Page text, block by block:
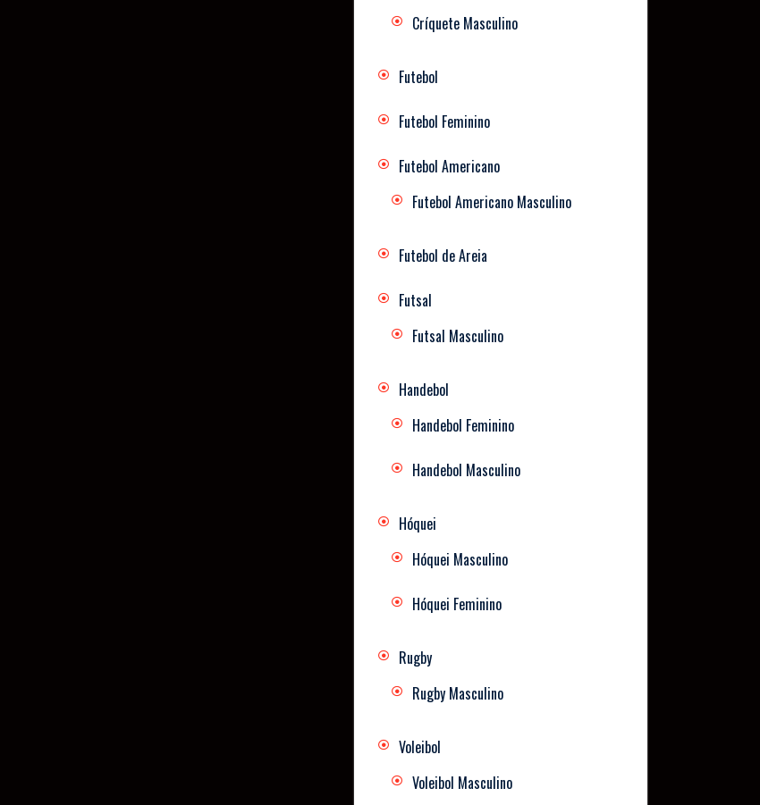
Críquete Masculino
Futebol
Futebol Feminino
Futebol Americano
Futebol Americano Masculino
Futebol de Areia
Futsal
Futsal Masculino
Handebol
Handebol Feminino
Handebol Masculino
Hóquei
Hóquei Masculino
Hóquei Feminino
Rugby
Rugby Masculino
Voleibol
Voleibol Masculino